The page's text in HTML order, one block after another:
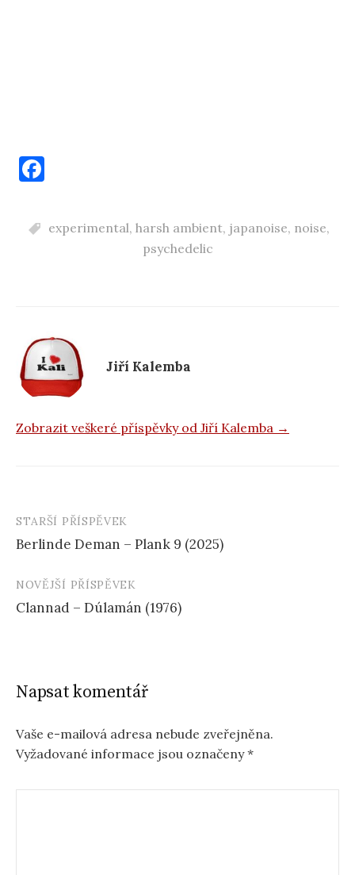
c
k
experimental, harsh ambient, japanoise, noise,
psychedelic
Jiří Kalemba
Zobrazit veškeré příspěvky od Jiří Kalemba →
Navigace
příspěvku
STARŠÍ PŘÍSPĚVEK
Berlinde Deman – Plank 9 (2025)
NOVĚJŠÍ PŘÍSPĚVEK
Clannad – Dúlamán (1976)
Napsat komentář
Vaše e-mailová adresa nebude zveřejněna.
Vyžadované informace jsou označeny*